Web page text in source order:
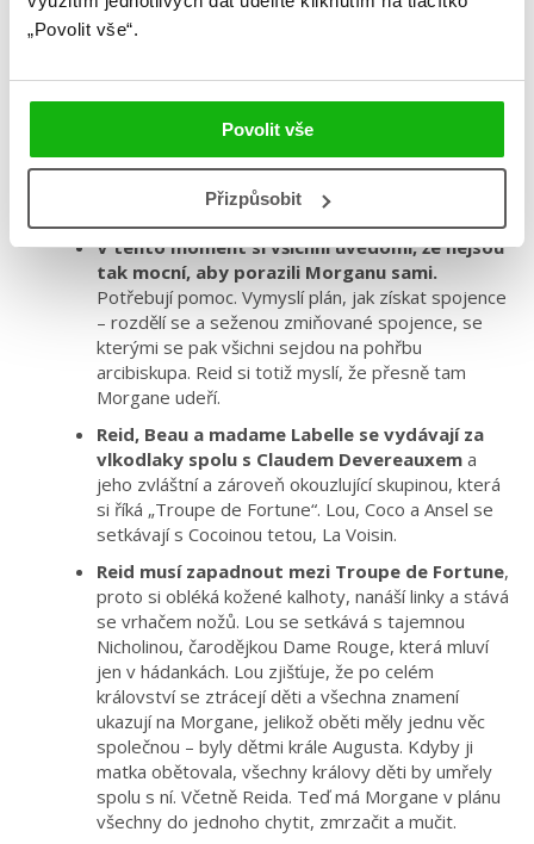
„Povolit vše“.
Povolit vše
Přizpůsobit
v smutečním hávu tklivě štká, slzy zelené a volá
Shodnou se, že shromáždí informace v místní
poznají z plakátů s nápisem „hledána živá či mrtvá“
všude okolo. Lou vyhodí hospodu do povětří
s trochou pomoci od záhadného cizince jménem
Claud Devereaux.
V tento moment si všichni uvědomí, že nejsou
tak mocní, aby porazili Morganu sami.
Potřebují pomoc. Vymyslí plán, jak získat spojence
– rozdělí se a seženou zmiňované spojence, se
kterými se pak všichni sejdou na pohřbu
arcibiskupa. Reid si totiž myslí, že přesně tam
Morgane udeří.
Reid, Beau a madame Labelle se vydávají za
vlkodlaky spolu s Claudem Devereauxem a
jeho zvláštní a zároveň okouzlující skupinou, která
si říká „Troupe de Fortune“. Lou, Coco a Ansel se
setkávají s Cocoinou tetou, La Voisin.
Reid musí zapadnout mezi Troupe de Fortune,
proto si obléká kožené kalhoty, nanáší linky a stává
se vrhačem nožů. Lou se setkává s tajemnou
Nicholinou, čarodějkou Dame Rouge, která mluví
jen v hádankách. Lou zjišťuje, že po celém
království se ztrácejí děti a všechna znamení
ukazují na Morgane, jelikož oběti měly jednu věc
společnou – byly dětmi krále Augusta. Kdyby ji
matka obětovala, všechny královy děti by umřely
spolu s ní. Včetně Reida. Teď má Morgane v plánu
všechny do jednoho chytit, zmrzačit a mučit.